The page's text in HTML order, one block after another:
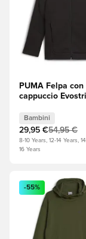
PUMA Felpa con
cappuccio
Bambini
29,95 €54,95 €
8-10 Years, 12-14 Years,
16 Years
Apre una
-55%